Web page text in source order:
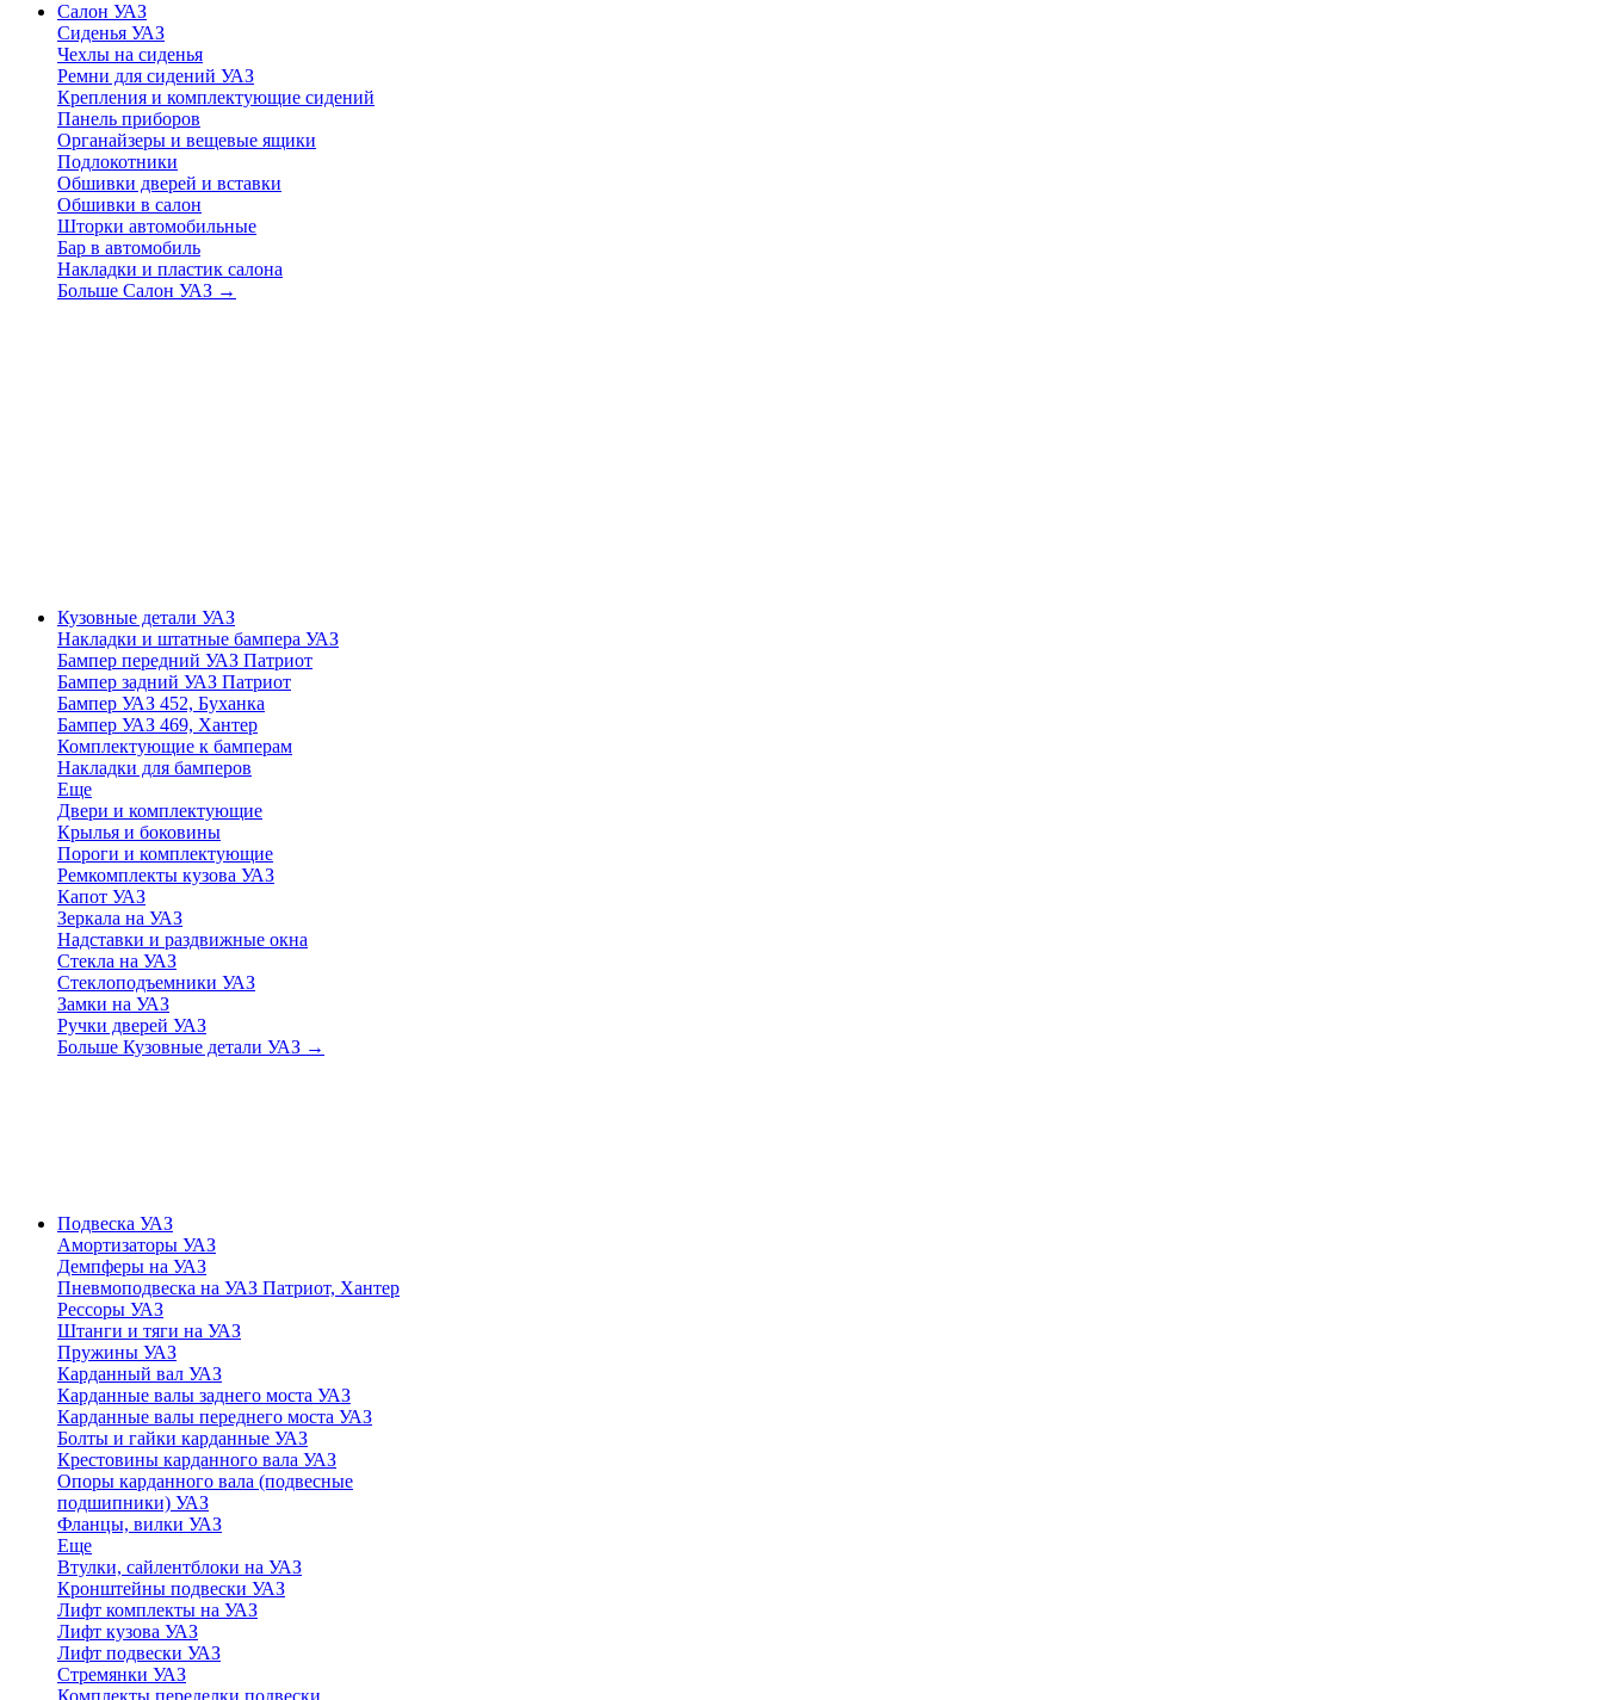
Салон УАЗ
Сиденья УАЗ
Чехлы на сиденья
Ремни для сидений УАЗ
Крепления и комплектующие сидений
Панель приборов
Органайзеры и вещевые ящики
Подлокотники
Обшивки дверей и вставки
Обшивки в салон
Шторки автомобильные
Бар в автомобиль
Накладки и пластик салона
Больше Салон УАЗ →
Кузовные детали УАЗ
Накладки и штатные бампера УАЗ
Бампер передний УАЗ Патриот
Бампер задний УАЗ Патриот
Бампер УАЗ 452, Буханка
Бампер УАЗ 469, Хантер
Комплектующие к бамперам
Накладки для бамперов
Еще
Двери и комплектующие
Крылья и боковины
Пороги и комплектующие
Ремкомплекты кузова УАЗ
Капот УАЗ
Зеркала на УАЗ
Надставки и раздвижные окна
Стекла на УАЗ
Стеклоподъемники УАЗ
Замки на УАЗ
Ручки дверей УАЗ
Больше Кузовные детали УАЗ →
Подвеска УАЗ
Амортизаторы УАЗ
Демпферы на УАЗ
Пневмоподвеска на УАЗ Патриот, Хантер
Рессоры УАЗ
Штанги и тяги на УАЗ
Пружины УАЗ
Карданный вал УАЗ
Карданные валы заднего моста УАЗ
Карданные валы переднего моста УАЗ
Болты и гайки карданные УАЗ
Крестовины карданного вала УАЗ
Опоры карданного вала (подвесные
подшипники) УАЗ
Фланцы, вилки УАЗ
Еще
Втулки, сайлентблоки на УАЗ
Кронштейны подвески УАЗ
Лифт комплекты на УАЗ
Лифт кузова УАЗ
Лифт подвески УАЗ
Стремянки УАЗ
Комплекты переделки подвески